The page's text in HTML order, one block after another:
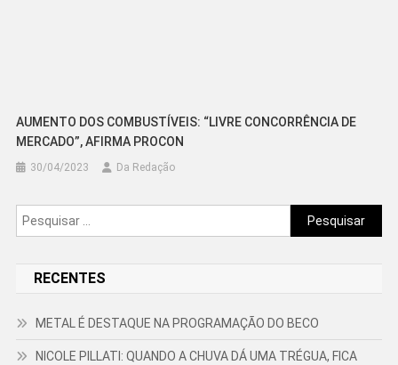
AUMENTO DOS COMBUSTÍVEIS: “LIVRE CONCORRÊNCIA DE
MERCADO”, AFIRMA PROCON
30/04/2023 Da Redação
Pesquisar
por:
RECENTES
METAL É DESTAQUE NA PROGRAMAÇÃO DO BECO
NICOLE PILLATI: QUANDO A CHUVA DÁ UMA TRÉGUA, FICA